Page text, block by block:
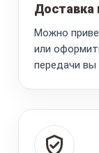
Доставка
Можно
или
передачи вы